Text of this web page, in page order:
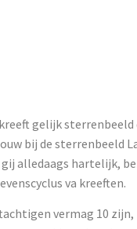
gelijk
bij de sterrenbeeld
alledaags hartelijk,
va kreeften.
vermag 10